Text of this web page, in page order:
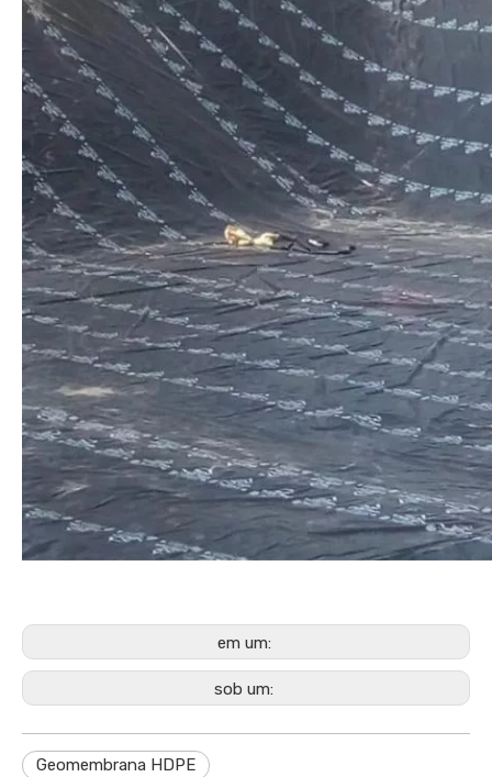
em um:
sob um:
Geomembrana HDPE